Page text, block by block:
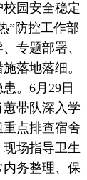
园安全稳定
”防控工作部
专题部署、
落地落细。
。 6月29日
带队深入学
点排查宿舍
场指导卫生
务整理、保